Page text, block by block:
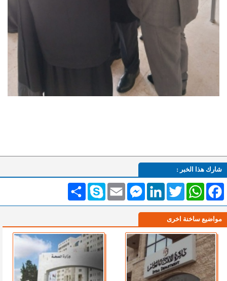
شارك هذا الخبر :
انشر Skype Email
MessengerLinkedInTwitterWhatsAppFacebook
مواضيع ساخنة اخرى